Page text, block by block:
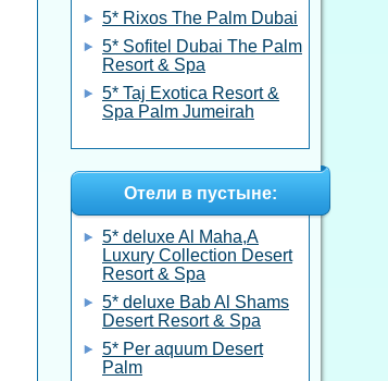
5* Rixos The Palm Dubai
5* Sofitel Dubai The Palm
Resort & Spa
5* Taj Exotica Resort &
Spa Palm Jumeirah
Отели в пустыне:
5* deluxe Al Maha,A
Luxury Collection Desert
Resort & Spa
5* deluxe Bab Al Shams
Desert Resort & Spa
5* Per aquum Desert
Palm